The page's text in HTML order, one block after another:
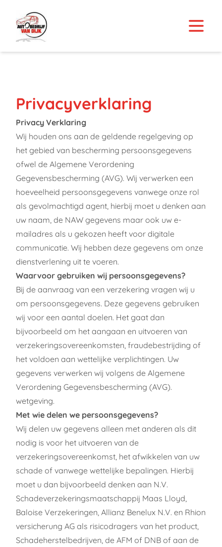
Privacyverklaring
Privacy Verklaring
Wij houden ons aan de geldende regelgeving op
het gebied van bescherming persoonsgegevens
ofwel de Algemene Verordening
Gegevensbescherming (AVG). Wij verwerken een
hoeveelheid persoonsgegevens vanwege onze rol
als gevolmachtigd agent, hierbij moet u denken aan
uw naam, de NAW gegevens maar ook uw e-
mailadres als u gekozen heeft voor digitale
communicatie. Wij hebben deze gegevens om onze
dienstverlening uit te voeren.
Waarvoor gebruiken wij persoonsgegevens?
Bij de aanvraag van een verzekering vragen wij u
om persoonsgegevens. Deze gegevens gebruiken
wij voor een aantal doelen. Het gaat dan
bijvoorbeeld om het aangaan en uitvoeren van
verzekeringsovereenkomsten, fraudebestrijding of
het voldoen aan wettelijke verplichtingen. Uw
gegevens verwerken wij volgens de Algemene
Verordening Gegevensbescherming (AVG).
wetgeving.
Met wie delen we persoonsgegevens?
Wij delen uw gegevens alleen met anderen als dit
nodig is voor het uitvoeren van de
verzekeringsovereenkomst, het afwikkelen van uw
schade of vanwege wettelijke bepalingen. Hierbij
moet u dan bijvoorbeeld denken aan N.V.
Schadeverzekeringsmaatschappij Maas Lloyd,
Baloise Verzekeringen, Allianz Benelux N.V. en Rhion
versicherung AG als risicodragers van het product,
Schadeherstelbedrijven, de AFM of DNB of aan de